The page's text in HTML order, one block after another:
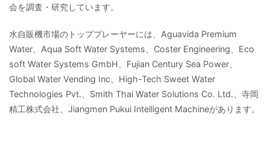
会を調査・研究しています。
水自販機市場のトッププレーヤーには、Aguavida Premium
Water、Aqua Soft Water Systems、Coster Engineering、Eco
soft Water Systems GmbH、Fujian Century Sea Power、
Global Water Vending Inc、High-Tech Sweet Water
Technologies Pvt.、Smith Thai Water Solutions Co. Ltd.、寺岡
精工株式会社、Jiangmen Pukui Intelligent Machineがあります。